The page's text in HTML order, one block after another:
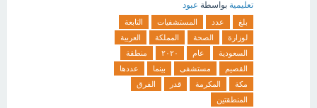
تعليمية بواسطة عبود
بلغ عدد المستشفيات
التابعة
لوزارة
الصحة المملكة
العربية
السعودية
عام ٢٠٢٠
منطقة
القصيم
مستشفى بينما
عددها
مكة
المكرمة قدر
الفرق
المنطقتين